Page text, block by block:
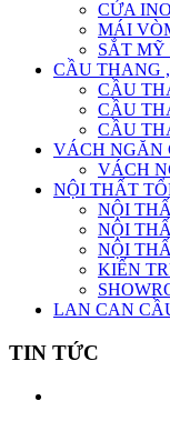
CỬA
MÁI
SẮT
CẦU THANG
CẦU
CẦU
CẦU
VÁCH NGĂN
VÁCH
NỘI THẤT
NỘI
NỘI
NỘI
KIẾN
LAN CAN
TIN TỨC